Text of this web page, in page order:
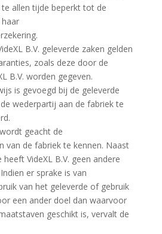
allen tijde beperkt tot de
B.V. geleverde zaken gelden
zoals deze door de
B.V. worden gegeven.
is gevoegd bij de geleverde
wederpartij aan de fabriek te
geacht de
van de fabriek te kennen. Naast
VideXL B.V. geen andere
er sprake is van
van het geleverde of gebruik
een ander doel dan waarvoor
geschikt is, vervalt de